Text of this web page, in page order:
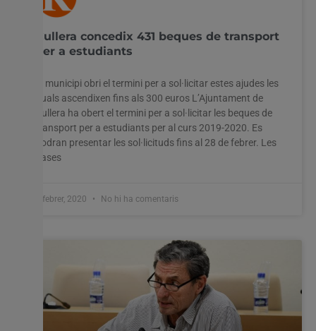
Cullera concedix 431 beques de transport
per a estudiants
El municipi obri el termini per a sol·licitar estes ajudes les
quals ascendixen fins als 300 euros L’Ajuntament de
Cullera ha obert el termini per a sol·licitar les beques de
transport per a estudiants per al curs 2019-2020. Es
podran presentar les sol·licituds fins al 28 de febrer. Les
bases
4 febrer, 2020 No hi ha comentaris
l'experiència més rellevant recordant les vostres preferències
i visites repetides. En fer clic a "Acceptar-ho tot", accepteu
l'ús de TOTES les cookies. Tanmateix, podeu visitar
"Configuració de les galetes" per proporcionar un
consentiment controlat.
Configuració cookies